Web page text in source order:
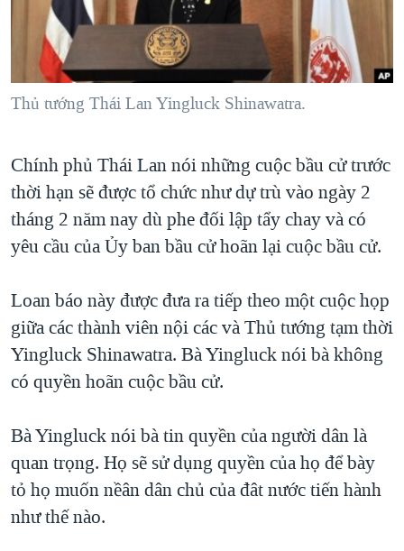
"Tìm"NGƯỜI VIỆT HẢI NGOẠI
ĐỜI SỐNG
KINH TẾ
KHOA HỌC
THỂ THAO
GIÁO DỤC
TẠI
HÀNH TRÌNH BẦU CỬ 2024
MỘT NĂM CHIẾN TRANH TẠI DẢI GAZA
GIẢI MÃ VÀNH ĐAI & CON ĐƯỜNG
TRỊNH VĨNH BÌNH - NGƯỜI HẠ 'BÊN THẮNG CUỘC'
GROUND ZERO – XƯA VÀ NAY
CHI PHÍ CHIẾN TRANH AFGHANISTAN
THƯỢNG ĐỈNH TRUMP-KIM TẠI VIỆT NAM
TRỊNH VĨNH BÌNH VS. CHÍNH PHỦ VIỆT NAM
NGƯ DÂN VIỆT VÀ LÀN SÓNG TRỘM HẢI SÂM
BÊN KIA QUỐC LỘ: TIẾNG VỌNG TỪ NÔNG THÔN MỸ
QUAN HỆ VIỆT MỸ
VIDEO
NGHE
MẠNG XÃ HỘI
Ngôn ngữ khác
Thủ tướng Thái Lan Yingluck Shinawatra.
Chính phủ Thái Lan nói những cuộc bầu cử trước
thời hạn sẽ được tổ chức như dự trù vào ngày 2
tháng 2 năm nay dù phe đối lập tẩy chay và có
yêu cầu của Ủy ban bầu cử hoãn lại cuộc bầu cử.
Loan báo này được đưa ra tiếp theo một cuộc họp
giữa các thành viên nội các và Thủ tướng tạm thời
Yingluck Shinawatra. Bà Yingluck nói bà không
có quyền hoãn cuộc bầu cử.
Bà Yingluck nói bà tin quyền của người dân là
quan trọng. Họ sẽ sử dụng quyền của họ để bày
tỏ họ muốn nềân dân chủ của đât nước tiến hành
như thế nào.